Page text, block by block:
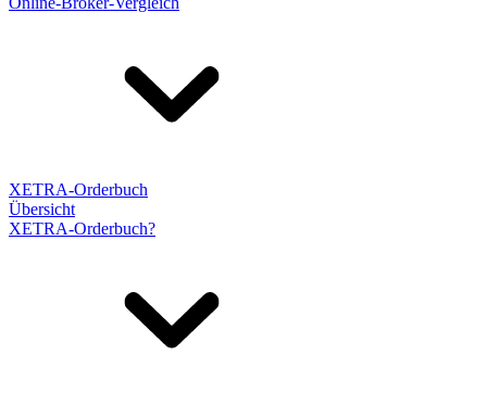
XETRA-Orderbuch
Übersicht
XETRA-Orderbuch?